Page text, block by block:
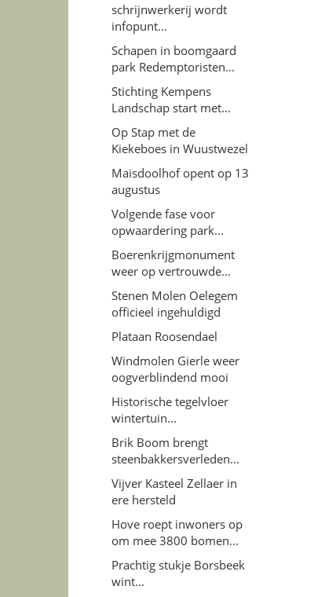
schrijnwerkerij wordt
infopunt...
Schapen in boomgaard
park Redemptoristen...
Stichting Kempens
Landschap start met...
Op Stap met de
Kiekeboes in Wuustwezel
Maisdoolhof opent op 13
augustus
Volgende fase voor
opwaardering park...
Boerenkrijgmonument
weer op vertrouwde...
Stenen Molen Oelegem
officieel ingehuldigd
Plataan Roosendael
Windmolen Gierle weer
oogverblindend mooi
Historische tegelvloer
wintertuin...
Brik Boom brengt
steenbakkersverleden...
Vijver Kasteel Zellaer in
ere hersteld
Hove roept inwoners op
om mee 3800 bomen...
Prachtig stukje Borsbeek
wint...